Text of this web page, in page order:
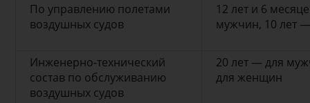
По управлению полетами
воздушных судов
12 лет и 6
мужчин, 10 лет
Инженерно-технический
состав по обслуживанию
воздушных судов
20 лет — для
для женщин